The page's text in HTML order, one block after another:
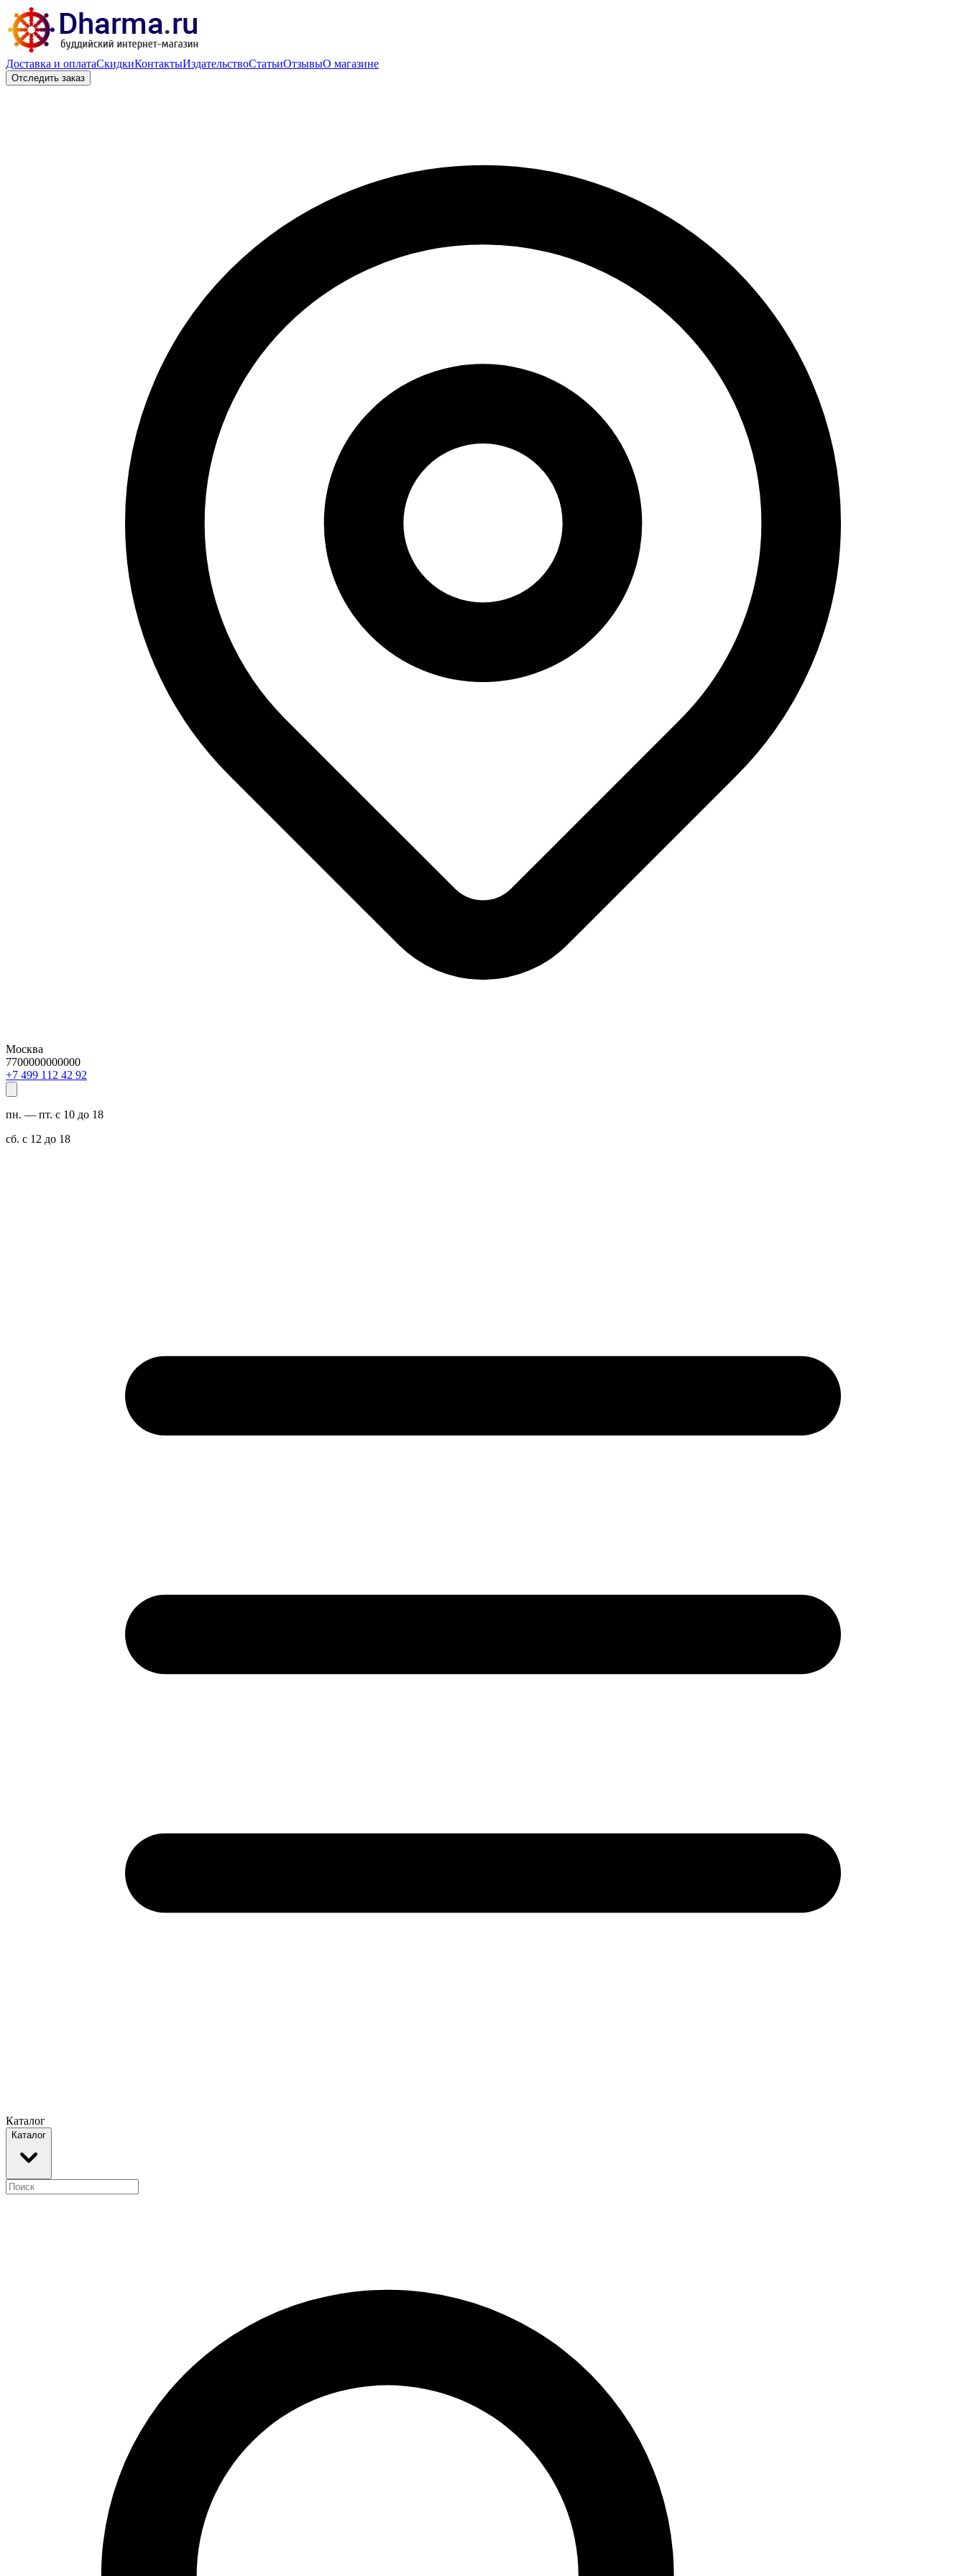
Доставка и оплатаСкидкиКонтактыИздательствоСтатьиОтзывыО магазине
Отследить заказ
Москва
7700000000000
29 24 211 994 7+
пн. — пт. с 10 до 18
сб. с 12 до 18
Каталог
Каталог